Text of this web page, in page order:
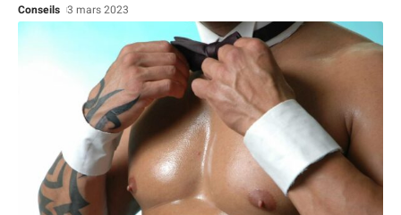
Conseils 3 mars 2023